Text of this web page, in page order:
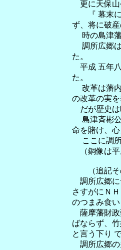
更に天保山
『 幕末に
ず、将に破産
時の島津藩
調所広郷は
た。
平成 五年八
た。
改革は藩内
の改革の実を
だが歴史は
島津斉彬公
命を賭け、
ここに調所
（銅像は平
（追記その
調所広郷に
さすがにＮ
のつまみ食い
薩摩藩財政
ばならず、
と言う下り で
調所広郷の